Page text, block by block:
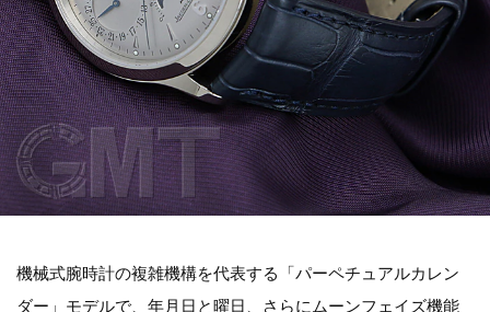
機械式腕時計の複雑機構を代表する「パーペチュアルカレン
ダー」モデルで、年月日と曜日、さらにムーンフェイズ機能